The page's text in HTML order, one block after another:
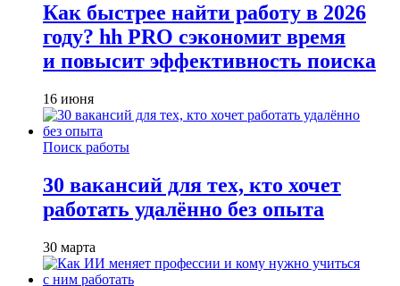
Как быстрее найти работу в 2026
году? hh PRO сэкономит время
и повысит эффективность поиска
16 июня
Поиск работы
30 вакансий для тех, кто хочет
работать удалённо без опыта
30 марта